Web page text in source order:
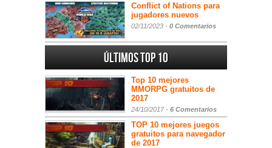
Conflict of Nations para
jugadores nuevos
02/11/2023 - 0 Comentarios
Últimos Top 10
Top 10 mejores
MMORPG gratuitos de
2017
24/10/2017 - 6 Comentarios
TOP 10 mejores juegos
gratuitos para navegador
de 2017